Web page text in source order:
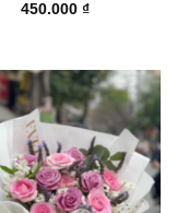
450.000 ₫